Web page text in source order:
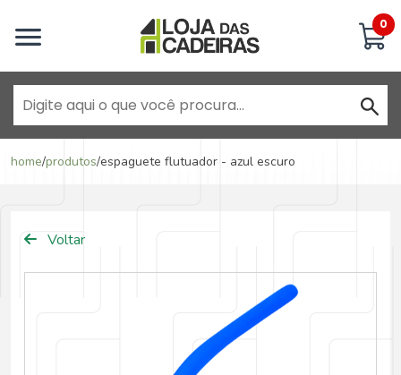
0
home/produtos/espaguete flutuador - azul escuro
Voltar
Inicie uma conversa
Goiânia - Jardim América
Anápolis - Jundiaí